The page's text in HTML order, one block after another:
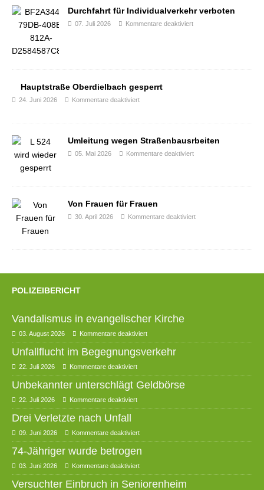
Durchfahrt für Individualverkehr verboten
07. Juli 2026 Kommentare deaktiviert
Hauptstraße Oberdielbach gesperrt
24. Juni 2026 Kommentare deaktiviert
Umleitung wegen Straßenbausrbeiten
05. Mai 2026 Kommentare deaktiviert
Von Frauen für Frauen
30. April 2026 Kommentare deaktiviert
POLIZEIBERICHT
Vandalismus in evangelischer Kirche
03. August 2026 Kommentare deaktiviert
Unfallflucht im Begegnungsverkehr
22. Juli 2026 Kommentare deaktiviert
Unbekannter unterschlägt Geldbörse
22. Juli 2026 Kommentare deaktiviert
Drei Verletzte nach Unfall
09. Juni 2026 Kommentare deaktiviert
74-Jähriger wurde betrogen
03. Juni 2026 Kommentare deaktiviert
Versuchter Einbruch in Seniorenheim